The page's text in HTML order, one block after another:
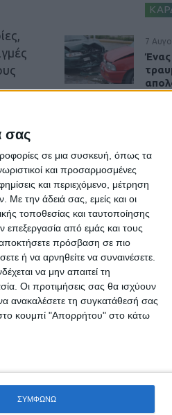
σας
σε μια συσκευή, όπως τα
και προσαρμοσμένες
και περιεχόμενο, μέτρηση
Με την άδειά σας, εμείς και οι
τοποθεσίας και ταυτοποίησης
από εμάς και τους
πρόσβαση σε πιο
ή να αρνηθείτε να συναινέσετε.
να μην απαιτεί τη
Οι προτιμήσεις σας θα ισχύουν
ανακαλέσετε τη συγκατάθεσή σας
κουμπί "Απορρήτου" στο κάτω
ΣΥΜΦΩΝΩ
7
Ένας
στη
6
6
6